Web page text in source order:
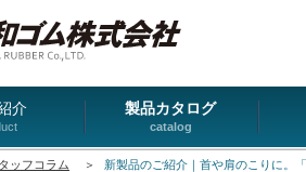
介 製品カタログ
catalog
ッフコラム ＞ 新製品のご紹介｜首や肩のこりに。